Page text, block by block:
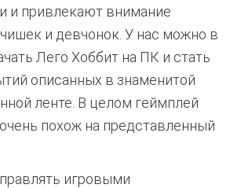
и привлекают внимание
и девчонок. У нас можно в
Лего Хоббит на ПК и стать
описанных в знаменитой
ленте. В целом геймплей
похож на представленный
игровыми